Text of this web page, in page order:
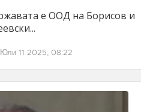
е ООД на Борисов и
Юли 11 2025, 08:22